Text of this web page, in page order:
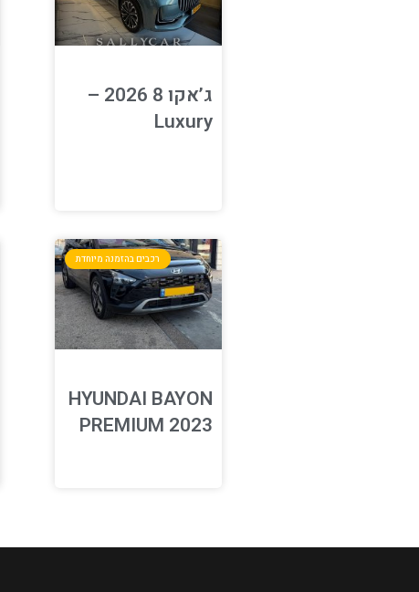
ג’אקו 8 2026 –
Luxury
רכבים בהזמנה מיוחדת
HYUNDAI BAYON
PREMIUM 2023